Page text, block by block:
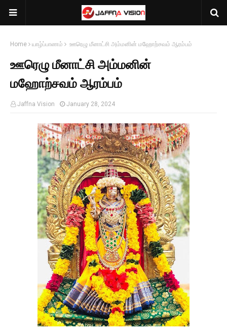
Home யாழ்ப்பாணம் ஊரெழு மீனாட்சி அம்மனின் மஹோற்சவம் ஆரம்பம்
ஊரெழு மீனாட்சி அம்மனின்
மஹோற்சவம் ஆரம்பம்
Jaffna Vision January 28, 2024